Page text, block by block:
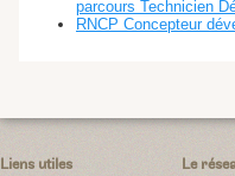
parcours Technicien
RNCP Concepteur
Liens utiles Le